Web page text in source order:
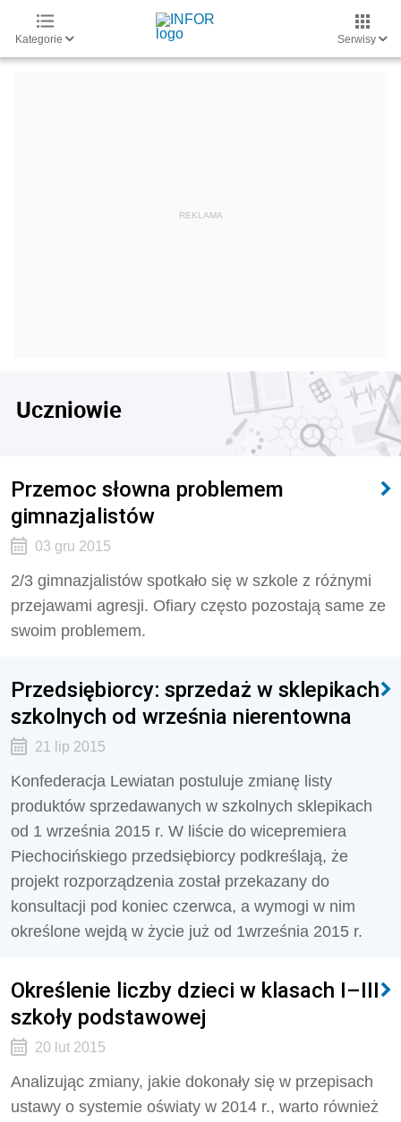
Kategorie Serwisy
Uczniowie
Przemoc słowna problemem
gimnazjalistów
03 gru 2015
2/3 gimnazjalistów spotkało się w szkole z różnymi
przejawami agresji. Ofiary często pozostają same ze
swoim problemem.
Przedsiębiorcy: sprzedaż w sklepikach
szkolnych od września nierentowna
21 lip 2015
Konfederacja Lewiatan postuluje zmianę listy
produktów sprzedawanych w szkolnych sklepikach
od 1 września 2015 r. W liście do wicepremiera
Piechocińskiego przedsiębiorcy podkreślają, że
projekt rozporządzenia został przekazany do
konsultacji pod koniec czerwca, a wymogi w nim
określone wejdą w życie już od 1września 2015 r.
Określenie liczby dzieci w klasach I–III
szkoły podstawowej
20 lut 2015
Analizując zmiany, jakie dokonały się w przepisach
ustawy o systemie oświaty w 2014 r., warto również